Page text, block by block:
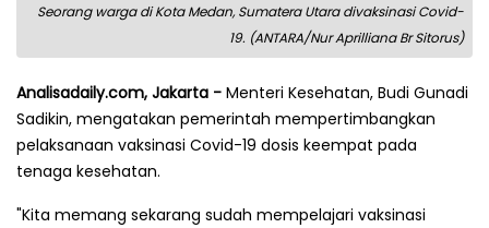
Seorang warga di Kota Medan, Sumatera Utara divaksinasi Covid-
19. (ANTARA/Nur Aprilliana Br Sitorus)
Analisadaily.com, Jakarta - Menteri Kesehatan, Budi Gunadi
Sadikin, mengatakan pemerintah mempertimbangkan
pelaksanaan vaksinasi Covid-19 dosis keempat pada
tenaga kesehatan.
"Kita memang sekarang sudah mempelajari vaksinasi